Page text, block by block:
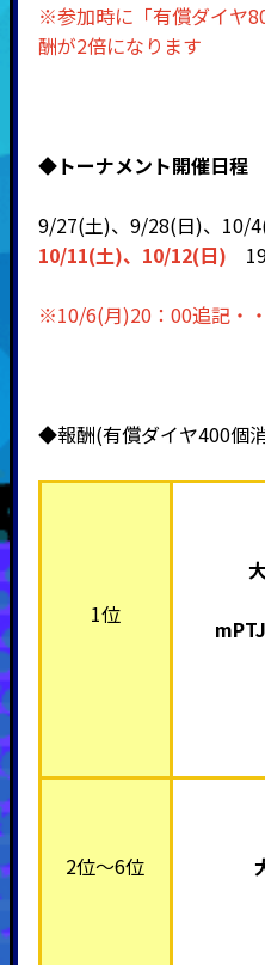
※参加時に「有償ダイヤ
酬が2倍になります
◆トーナメント開催日程
9/27(土)、9/28(日)、10/
10/11(土)、10/12(日)
※10/6(月)20：00追記・
◆報酬(有償ダイヤ400個
1位
2位～6位